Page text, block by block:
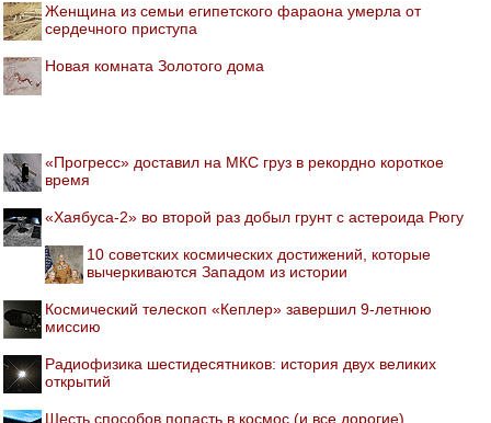
Женщина из семьи египетского фараона умерла от
сердечного приступа
Новая комната Золотого дома
«Прогресс» доставил на МКС груз в рекордно короткое
время
«Хаябуса-2» во второй раз добыл грунт с астероида Рюгу
10 советских космических достижений, которые
вычеркиваются Западом из истории
Космический телескоп «Кеплер» завершил 9-летнюю
миссию
Радиофизика шестидесятников: история двух великих
открытий
Шесть способов попасть в космос (и все дорогие)